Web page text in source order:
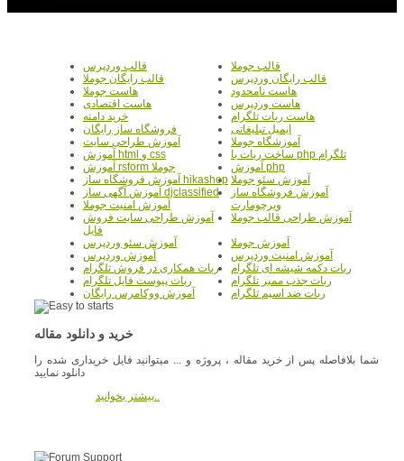
قالب جوملا
قالب وردپرس
قالب رایگان وردپرس
قالب رایگان جوملا
هاست نامحدود
هاست جوملا
هاست وردپرس
هاست اقتصادی
هاست ربات تلگرام
خرید دامنه
ایمیل تبلیغاتی
فروشگاه ساز رایگان
آموزشگاه جوملا
آموزش طراحی سایت
ساخت ربات با php تلگرام
آموزش html و css
آموزش php
آموزش rsform جوملا
آموزش سئو جوملا آموزش فروشگاه ساز hikashop
آموزش فروشگاه ساز
ویرچومارت
آموزش آگهی ساز djclassified
آموزش امنیت جوملا
آموزش طراحی قالب جوملا
آموزش طراحی سایت فروش
فایل
آموزش جوملا
آموزش سئو وردپرس
آموزش امنیت وردپرس
آموزش وردپرس
ربات دکمه شیشه ای تلگرام
ربات همکاری در فروش تلگرام
ربات جذب ممبر تلگرام
ربات پیوست فایل تلگرام
ربات ضد اسپم تلگرام
آموزش ووکامرس رایگان
خرید و دانلود مقاله
شما بلافاصله پس از خرید مقاله ، پروژه و ... میتوانید فایل خریداری شده را
دانلود نمایید
بیشتر بخوانید..